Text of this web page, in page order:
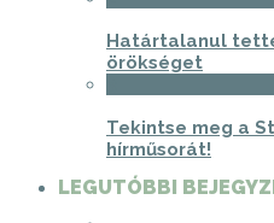
Határtalanul
örökséget
Tekintse meg a
hírműsorát!
LEGUTÓBBI